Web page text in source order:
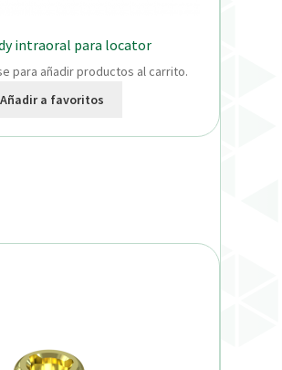
intraoral para locator
para añadir productos al carrito.
Añadir a favoritos